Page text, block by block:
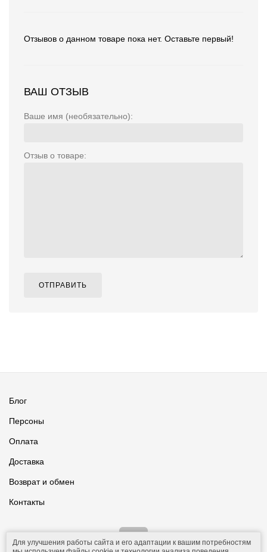
Отзывов о данном товаре пока нет. Оставьте первый!
ВАШ ОТЗЫВ
Ваше имя (необязательно):
Отзыв о товаре:
ОТПРАВИТЬ
Блог
Персоны
Оплата
Доставка
Возврат и обмен
Контакты
Для улучшения работы сайта и его адаптации к вашим потребностям